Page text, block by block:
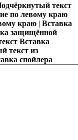
текст
по левому краю
краю | Вставка
защищённой
Вставка
текст из
спойлера